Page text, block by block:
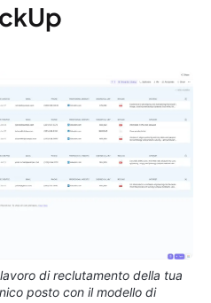
di reclutamento della tua
posto con il modello di